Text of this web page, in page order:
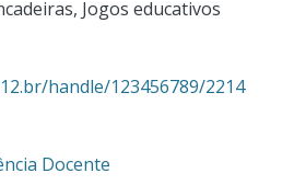
, Jogos educativos
handle/123456789/2214
Docente